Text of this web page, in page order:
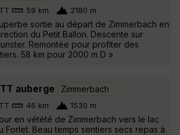
59 km 2180 m
sortie au départ de Zimmerbach en
du Petit Ballon. Descente sur
Remontée pour profiter des
58 km pour 2000 m D »
auberge Zimmerbach
46 km 1530 m
en vétété de Zimmerbach vers le lac
Forlet. Beau temps sentiers secs repas à